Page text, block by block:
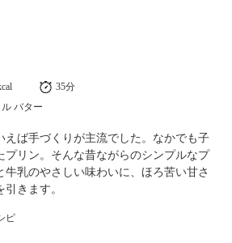
35分
バター
えば手づくりが主流でした。なかでも子
プリン。そんな昔ながらのシンプルなプ
牛乳のやさしい味わいに、ほろ苦い甘さ
きます。
ピ